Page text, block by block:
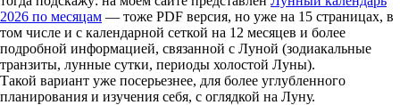
2026 по месяцам — тоже PDF версия, но уже на 15 страницах, в
том числе и с календарной сеткой на 12 месяцев и более
подробной информацией, связанной с Луной (зодиакальные
транзиты, лунные сутки, периоды холостой Луны).
Такой вариант уже посерьезнее, для более углубленного
планирования и изучения себя, с оглядкой на Луну.